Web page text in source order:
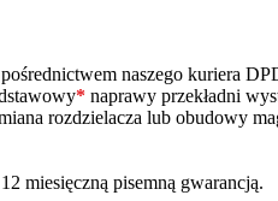
naszego kuriera
* naprawy przekładni
rozdzielacza lub obudowy
miesięczną pisemną gwarancją.